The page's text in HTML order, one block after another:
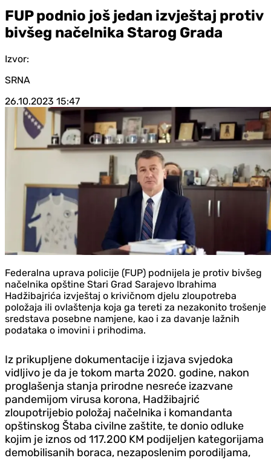
FUP podnio još jedan izvještaj protiv
bivšeg načelnika Starog Grada
Izvor:
SRNA
26.10.2023 15:47
Federalna uprava policije (FUP) podnijela je protiv bivšeg
načelnika opštine Stari Grad Sarajevo Ibrahima
Hadžibajrića izvještaj o krivičnom d‌jelu zloupotreba
položaja ili ovlaštenja koja ga tereti za nezakonito trošenje
sredstava posebne namjene, kao i za davanje lažnih
podataka o imovini i prihodima.
Iz prikupljene dokumentacije i izjava svjedoka
vidljivo je da je tokom marta 2020. godine, nakon
proglašenja stanja prirodne nesreće izazvane
pandemijom virusa korona, Hadžibajrić
zloupotrijebio položaj načelnika i komandanta
opštinskog Štaba civilne zaštite, te donio odluke
kojim je iznos od 117.200 KM podijeljen kategorijama
demobilisanih boraca, nezaposlenim porodiljama,